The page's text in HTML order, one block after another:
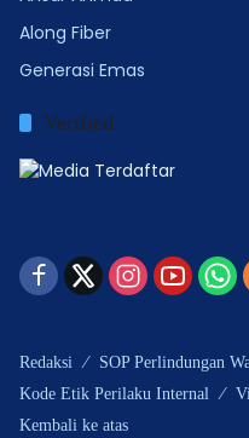
Along Fiber
Generasi Emas
Verified
Redaksi SOP Perlindungan
Kode Etik Perilaku Internal
Kembali ke atas